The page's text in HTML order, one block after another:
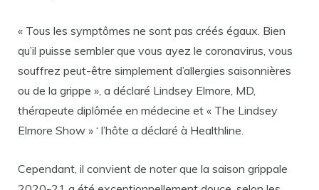
« Tous les symptômes ne sont pas créés égaux. Bien
qu’il puisse sembler que vous ayez le coronavirus, vous
souffrez peut-être simplement d’allergies saisonnières
ou de la grippe », a déclaré Lindsey Elmore, MD,
thérapeute diplômée en médecine et « The Lindsey
Elmore Show » ‘ l’hôte a déclaré à Healthline.
Cependant, il convient de noter que la saison grippale